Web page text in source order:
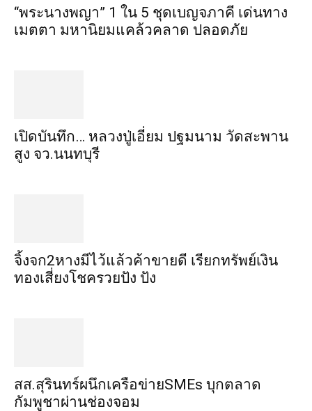
“พระ​นาง​พญา” 1 ใน 5​ ชุดเบญจ​ภาคี​ เด่นทาง
เมตตา​ มหา​นิยม​แคล้วคลาด​ ปลอดภัย​
เปิดบันทึก… หลวงปู่เอี่ยม ​ปฐม​นาม​ วัดสะพาน
สูง​ จว.นนทบุรี
จิ้งจก​2​หาง​มีไว้แล้ว​ค้าขาย​ดี​ เรียก​ทรัพย์เงิน
ทอง​เสี่ยงโชค​รวยปัง​ ปัง​
สส.สุรินทร์ผนึกเครือข่ายSMEs บุกตลาด
กัมพูชาผ่านช่องจอม